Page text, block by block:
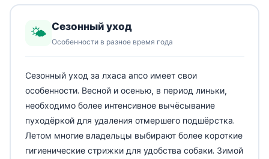
🌤️ Сезонный уход
Особенности в разное время года
Сезонный уход за лхаса апсо имеет свои
особенности. Весной и осенью, в период линьки,
необходимо более интенсивное вычёсывание
пуходёркой для удаления отмершего подшёрстка.
Летом многие владельцы выбирают более короткие
гигиенические стрижки для удобства собаки. Зимой